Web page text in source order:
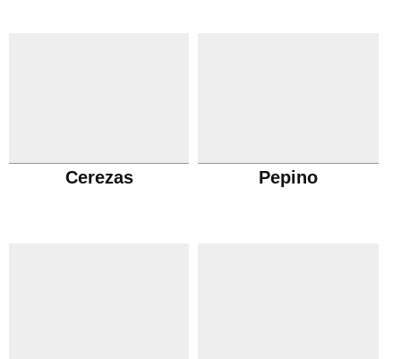
Cerezas Pepino